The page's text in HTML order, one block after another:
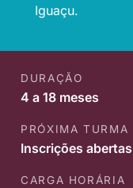
Iguaçu.
DURAÇÃO
4 a 18 meses
PRÓXIMA TURMA
Inscrições abertas
CARGA HORÁRIA